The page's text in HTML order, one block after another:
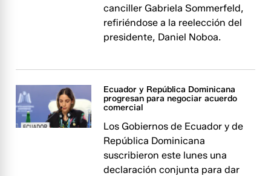
canciller Gabriela Sommerfeld,
refiriéndose a la reelección del
presidente, Daniel Noboa.
Ecuador y República Dominicana
progresan para negociar acuerdo
comercial
Los Gobiernos de Ecuador y de
República Dominicana
suscribieron este lunes una
declaración conjunta para dar